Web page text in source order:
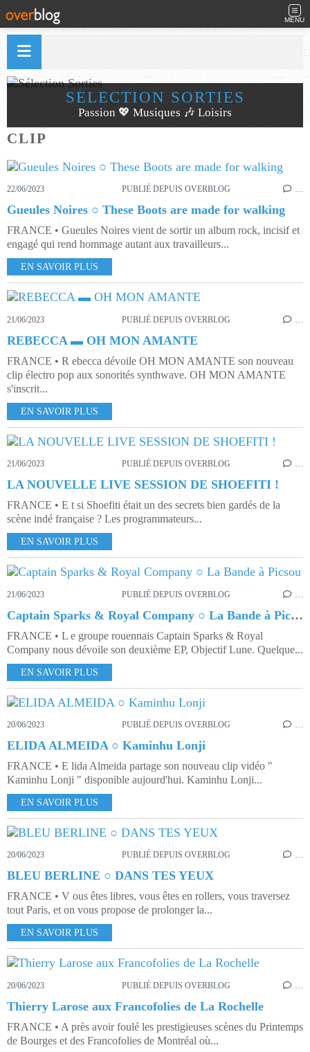
MENU
SÉLECTION SORTIES
Passion 💖 Musiques 🎶 Loisirs
CLIP
22/06/2023 PUBLIÉ DEPUIS OVERBLOG …
Gueules Noires ○ These Boots are made for walking
FRANCE • Gueules Noires vient de sortir un album rock, incisif et
engagé qui rend hommage autant aux travailleurs...
EN SAVOIR PLUS
21/06/2023 PUBLIÉ DEPUIS OVERBLOG
REBECCA ▬ OH MON AMANTE
FRANCE • R ebecca dévoile OH MON AMANTE son nouveau
clip électro pop aux sonorités synthwave. OH MON AMANTE
s'inscrit...
EN SAVOIR PLUS
21/06/2023 PUBLIÉ DEPUIS OVERBLOG …
LA NOUVELLE LIVE SESSION DE SHOEFITI !
FRANCE • E t si Shoefiti était un des secrets bien gardés de la
scène indé française ? Les programmateurs...
EN SAVOIR PLUS
21/06/2023 PUBLIÉ DEPUIS OVERBLOG
Captain Sparks & Royal Company ○ La Bande à Picsou
FRANCE • L e groupe rouennais Captain Sparks & Royal
Company nous dévoile son deuxième EP, Objectif Lune. Quelque...
EN SAVOIR PLUS
20/06/2023 PUBLIÉ DEPUIS OVERBLOG …
ELIDA ALMEIDA ○ Kaminhu Lonji
FRANCE • E lida Almeida partage son nouveau clip vidéo "
Kaminhu Lonji " disponible aujourd'hui. Kaminhu Lonji...
EN SAVOIR PLUS
20/06/2023 PUBLIÉ DEPUIS OVERBLOG …
BLEU BERLINE ○ DANS TES YEUX
FRANCE • V ous êtes libres, vous êtes en rollers, vous traversez
tout Paris, et on vous propose de prolonger la...
EN SAVOIR PLUS
20/06/2023 PUBLIÉ DEPUIS OVERBLOG
Thierry Larose aux Francofolies de La Rochelle
FRANCE • A près avoir foulé les prestigieuses scènes du Printemps
de Bourges et des Francofolies de Montréal où...